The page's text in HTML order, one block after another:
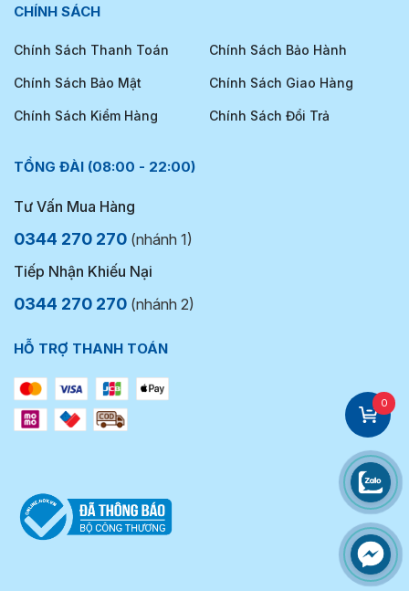
CHÍNH SÁCH
Chính Sách Thanh Toán Chính Sách Bảo Hành
Chính Sách Bảo Mật Chính Sách Giao Hàng
Chính Sách Kiểm Hàng Chính Sách Đổi Trả
TỔNG ĐÀI (08:00 - 22:00)
Tư Vấn Mua Hàng
0344 270 270 (nhánh 1)
Tiếp Nhận Khiếu Nại
0344 270 270 (nhánh 2)
HỖ TRỢ THANH TOÁN
0